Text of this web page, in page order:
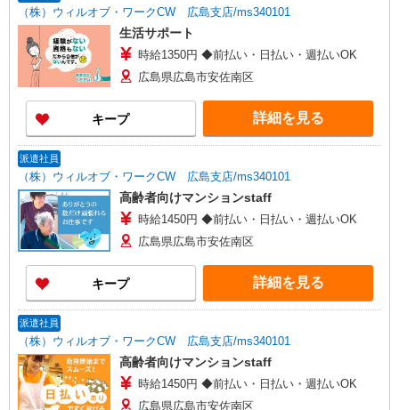
（株）ウィルオブ・ワークCW 広島支店/ms340101
生活サポート
時給1350円 ◆前払い・日払い・週払いOK
広島県広島市安佐南区
キープ 詳細を見る
派遣社員
（株）ウィルオブ・ワークCW 広島支店/ms340101
高齢者向けマンションstaff
時給1450円 ◆前払い・日払い・週払いOK
広島県広島市安佐南区
キープ 詳細を見る
派遣社員
（株）ウィルオブ・ワークCW 広島支店/ms340101
高齢者向けマンションstaff
時給1450円 ◆前払い・日払い・週払いOK
広島県広島市安佐南区